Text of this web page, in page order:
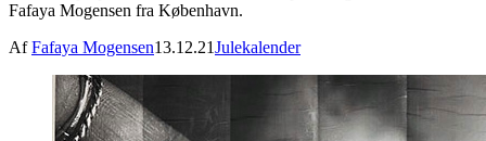
Fafaya Mogensen fra København.
AfFafaya Mogensen13.12.21Julekalender